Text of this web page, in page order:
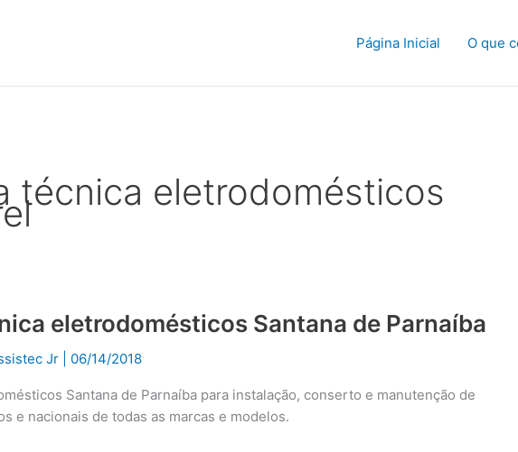
Página Inicial O que
técnica eletrodomésticos
eletrodomésticos Santana de Parnaíba
Jr 06/14/2018
Santana de Parnaíba para instalação, conserto e manutenção de
e nacionais de todas as marcas e modelos.